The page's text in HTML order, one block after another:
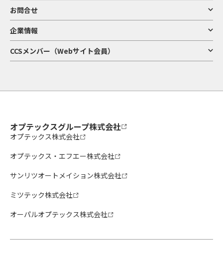
お問合せ
企業情報
CCSメンバー（Webサイト会員）
オプテックスグループ株式会社
オプテックス株式会社
オプテックス・エフエー株式会社
サンリツオートメイション株式会社
ミツテック株式会社
オーパルオプテックス株式会社